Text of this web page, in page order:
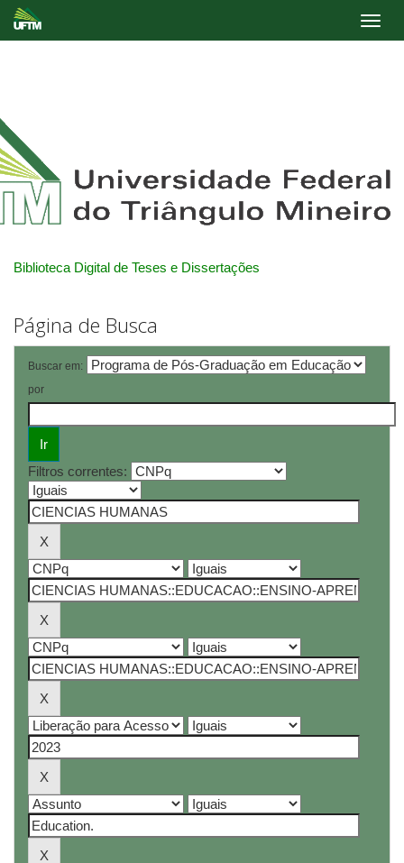
Biblioteca Digital de Teses e Dissertações
Página de Busca
Buscar em:
por
Filtros correntes: